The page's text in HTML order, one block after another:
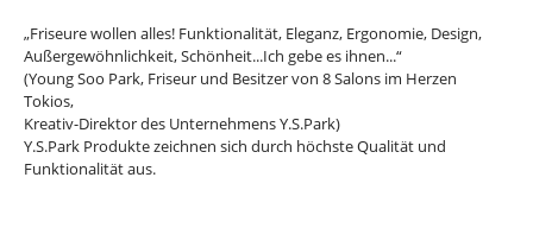
„Friseure wollen alles! Funktionalität, Eleganz, Ergonomie, Design,
Außergewöhnlichkeit, Schönheit...Ich gebe es ihnen...“
(Young Soo Park, Friseur und Besitzer von 8 Salons im Herzen
Tokios,
Kreativ-Direktor des Unternehmens Y.S.Park)
Y.S.Park Produkte zeichnen sich durch höchste Qualität und
Funktionalität aus.